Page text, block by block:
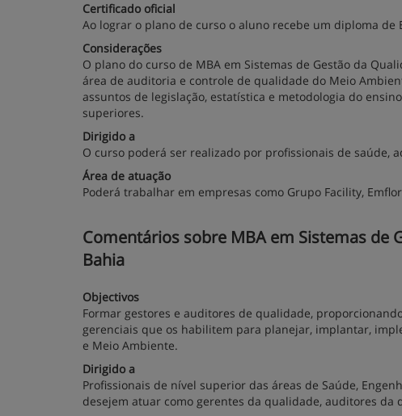
Certificado oficial
Ao lograr o plano de curso o aluno recebe um diploma de
Considerações
O plano do curso de MBA em Sistemas de Gestão da
área de auditoria e controle de qualidade do Meio
assuntos de legislação, estatística e metodologia do
superiores.
Dirigido a
O curso poderá ser realizado por profissionais de saúde,
Área de atuação
Poderá trabalhar em empresas como Grupo Facility,
Comentários sobre MBA em Sistemas de
Bahia
Objectivos
Formar gestores e auditores de qualidade,
gerenciais que os habilitem para planejar, implantar,
e Meio Ambiente.
Dirigido a
Profissionais de nível superior das áreas de Saúde,
desejem atuar como gerentes da qualidade, auditores